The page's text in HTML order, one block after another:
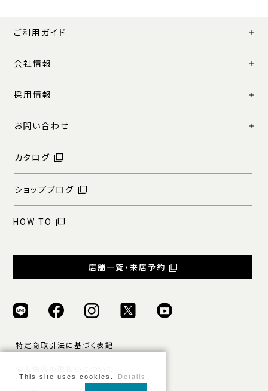
ご利用ガイド
会社情報
採用情報
お問い合わせ
カタログ
ショップブログ
HOW TO
店舗一覧・来店予約
特定商取引法に基づく表記
This site uses cookies. Details